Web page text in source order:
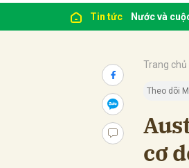
Tin tức Nước và
Trang chủ
Theo dõi
cơ